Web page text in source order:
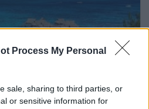
Process My Personal
sale, sharing to third parties, or
or sensitive information for